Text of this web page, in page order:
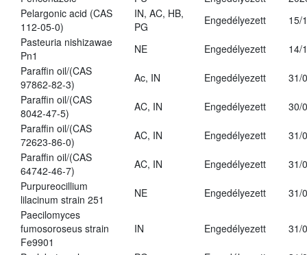
Pelargonic acid (CAS
112-05-0)
IN, AC, HB,
PG
Engedélyezett
15/
Pasteuria nishizawae
Pn1
NE Engedélyezett
14/
Paraffin oil/(CAS
97862-82-3)
Ac, IN Engedélyezett
31/
Paraffin oil/(CAS
8042-47-5)
AC, IN Engedélyezett
30/
Paraffin oil/(CAS
72623-86-0)
AC, IN Engedélyezett
31/
Paraffin oil/(CAS
64742-46-7)
AC, IN Engedélyezett
31/
Purpureocillium
lilacinum strain 251
NE Engedélyezett
31/
Paecilomyces
fumosoroseus strain
Fe9901
IN Engedélyezett 31/